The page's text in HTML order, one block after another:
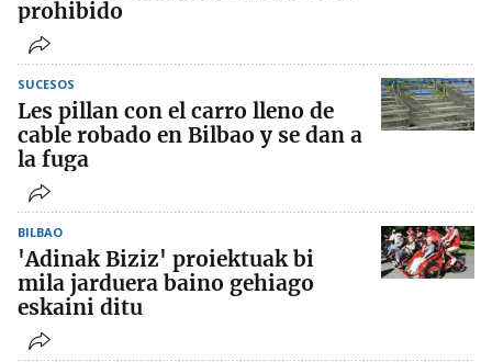
prohibido
SUCESOS
Les pillan con el carro lleno de
cable robado en Bilbao y se dan a
la fuga
BILBAO
'Adinak Biziz' proiektuak bi
mila jarduera baino gehiago
eskaini ditu